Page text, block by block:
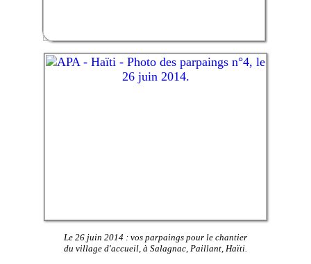
Le 26 juin 2014 : vos parpaings pour le chantier
du village d'accueil, à Salagnac, Paillant, Haïti.